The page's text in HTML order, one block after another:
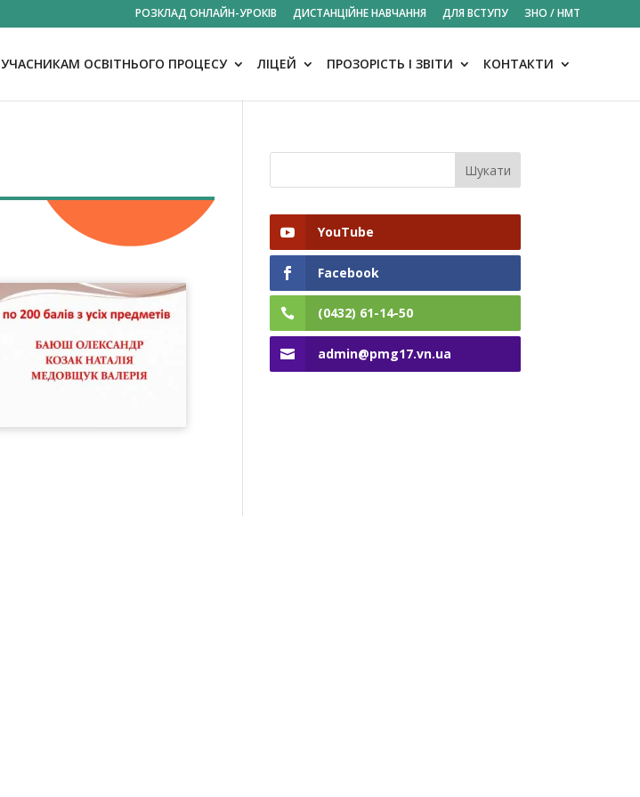
РОЗКЛАД ОНЛАЙН-УРОКІВ ДИСТАНЦІЙНЕ НАВЧАННЯ ДЛЯ ВСТУПУ ЗНО / НМТ
УЧАСНИКАМ ОСВІТНЬОГО ПРОЦЕСУ ЛІЦЕЙ ПРОЗОРІСТЬ І ЗВІТИ КОНТАКТИ
YouTube
Facebook
(0432) 61-14-50
admin@pmg17.vn.ua